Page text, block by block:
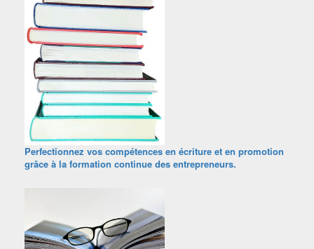
Perfectionnez vos compétences en écriture et en promotion
grâce à la formation continue des entrepreneurs.